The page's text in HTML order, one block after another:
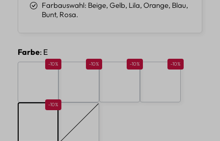
Farbauswahl: Beige, Gelb, Lila, Orange, Blau,
Bunt, Rosa.
Farbeauswählen
: E
Rabatt 10%
-10% Rabatt 10%
-10% Rabatt 10%
-10% Rabatt 10%
-10%
Rabatt 10%
-10%